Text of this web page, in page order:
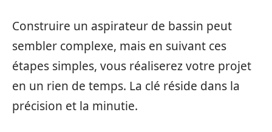
Construire un aspirateur de bassin peut
sembler complexe, mais en suivant ces
étapes simples, vous réaliserez votre projet
en un rien de temps. La clé réside dans la
précision et la minutie.